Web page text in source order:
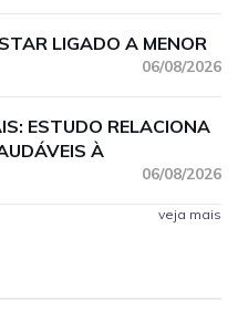
LIGADO A MENOR
06/08/2026
ESTUDO RELACIONA
À
06/08/2026
veja mais